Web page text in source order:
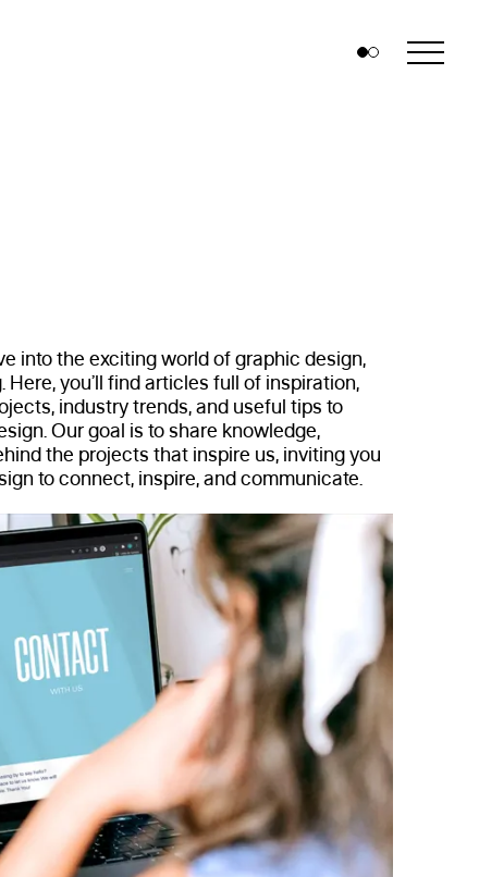
into the exciting world of graphic design,
Here, you’ll find articles full of inspiration,
industry trends, and useful tips to
Our goal is to share knowledge,
the projects that inspire us, inviting you
to connect, inspire, and communicate.